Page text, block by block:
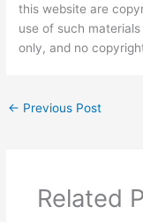
this website are
use of such
only, and no
← Previous Post
Related